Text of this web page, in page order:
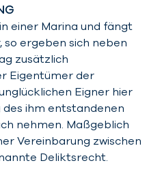
einer Marina und fängt
ergeben sich neben
zusätzlich
Eigentümer der
Eigner hier
ihm entstandenen
nehmen. Maßgeblich
Vereinbarung zwischen
Deliktsrecht.